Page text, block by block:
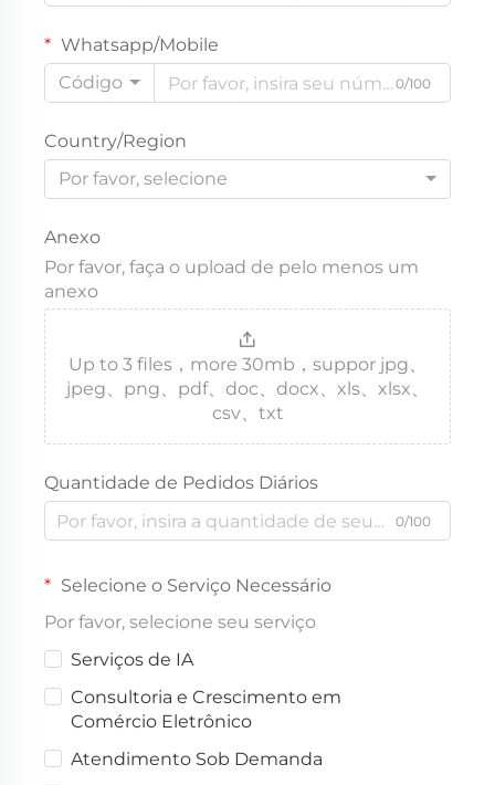
Whatsapp/Mobile
Código
0/100
Country/Region
Por favor, selecione
Anexo
Por favor, faça o upload de pelo menos um
anexo
Up to 3 files，more 30mb，suppor jpg、
jpeg、png、pdf、doc、docx、xls、xlsx、
csv、txt
Quantidade de Pedidos Diários
0/100
Selecione o Serviço Necessário
Por favor, selecione seu serviço
Serviços de IA
Consultoria e Crescimento em
Comércio Eletrônico
Atendimento Sob Demanda